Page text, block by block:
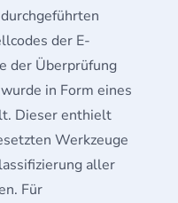
der E-
der Überprüfung
in Form eines
Dieser enthielt
Werkzeuge
aller
Für